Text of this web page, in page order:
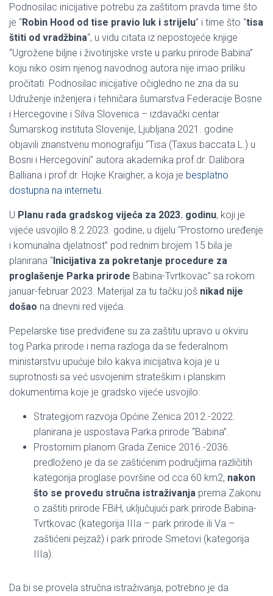
Podnosilac inicijative potrebu za zaštitom pravda time što
je “Robin Hood od tise pravio luk i strijelu” i time što “tisa
štiti od vradžbina“, u vidu citata iz nepostojeće knjige
“Ugrožene biljne i životinjske vrste u parku prirode Babina”
koju niko osim njenog navodnog autora nije imao priliku
pročitati. Podnosilac inicijative očigledno ne zna da su
Udruženje inženjera i tehničara šumarstva Federacije Bosne
i Hercegovine i Silva Slovenica – izdavački centar
Šumarskog instituta Slovenije, Ljubljana 2021. godine
objavili znanstvenu monografiju “Tisa (Taxus baccata L.) u
Bosni i Hercegovini” autora akademika prof.dr. Dalibora
Balliana i prof.dr. Hojke Kraigher, a koja je besplatno
dostupna na internetu.
U Planu rada gradskog vijeća za 2023. godinu, koji je
vijeće usvojilo 8.2.2023. godine, u dijelu “Prostorno uređenje
i komunalna djelatnost” pod rednim brojem 15 bila je
planirana “Inicijativa za pokretanje procedure za
proglašenje Parka prirode Babina-Tvrtkovac” sa rokom
januar-februar 2023. Materijal za tu tačku još nikad nije
došao na dnevni red vijeća.
Pepelarske tise predviđene su za zaštitu upravo u okviru
tog Parka prirode i nema razloga da se federalnom
ministarstvu upućuje bilo kakva inicijativa koja je u
suprotnosti sa već usvojenim strateškim i planskim
dokumentima koje je gradsko vijeće usvojilo:
Strategijom razvoja Općine Zenica 2012.-2022.
planirana je uspostava Parka prirode “Babina”.
Prostornim planom Grada Zenice 2016.-2036.
predloženo je da se zaštićenim područjima različitih
kategorija proglase površine od cca 60 km2, nakon
što se provedu stručna istraživanja prema Zakonu
o zaštiti prirode FBiH, uključujući park prirode Babina-
Tvrtkovac (kategorija IIIa – park prirode ili Va –
zaštićeni pejzaž) i park prirode Smetovi (kategorija
IIIa).
Da bi se provela stručna istraživanja, potrebno je da